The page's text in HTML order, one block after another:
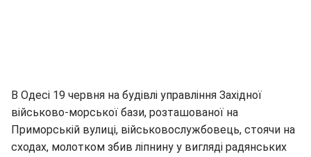
В Одесі 19 червня на будівлі управління Західної
військово-морської бази, розташованої на
Приморській вулиці, військовослужбовець, стоячи на
сходах, молотком збив ліпнину у вигляді радянських